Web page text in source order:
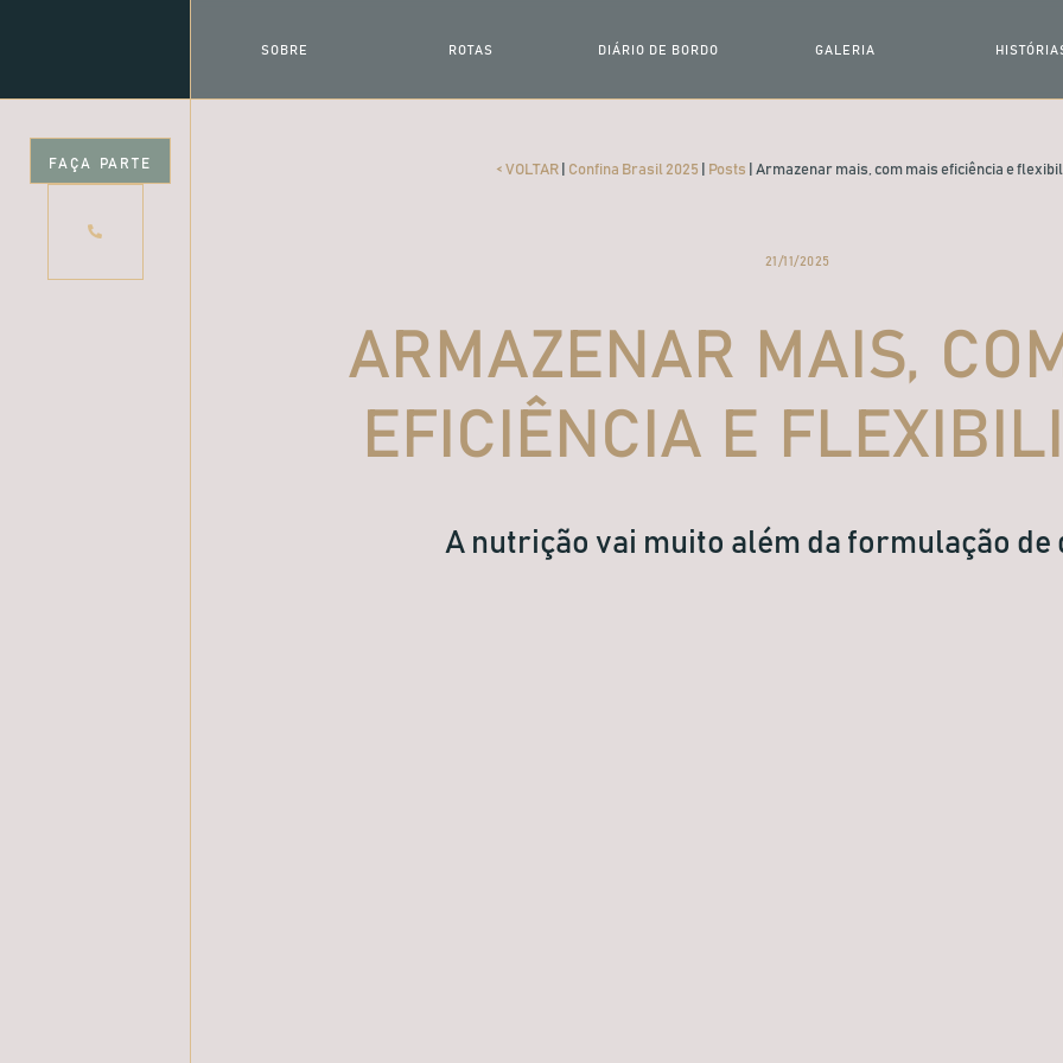
SOBRE
QUEM SOMOS ROTAS
PARA ONDE VAMOS DIÁRIO DE BORDO
O QUE APRENDEMOS GALERIA
POR ONDE PASSAMOS O QUE
FAÇA PARTE < VOLTAR| Confina Brasil 2025 Posts Armazenar mais, com mais eficiência e
21/11/2025
ARMAZENAR MAIS,
EFICIÊNCIA E
A nutrição vai muito além da formulação de